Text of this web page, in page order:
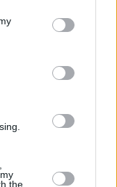
the